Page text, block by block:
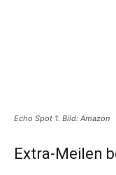
Echo Spot 1. Bild: Amazon
Extra-Meilen